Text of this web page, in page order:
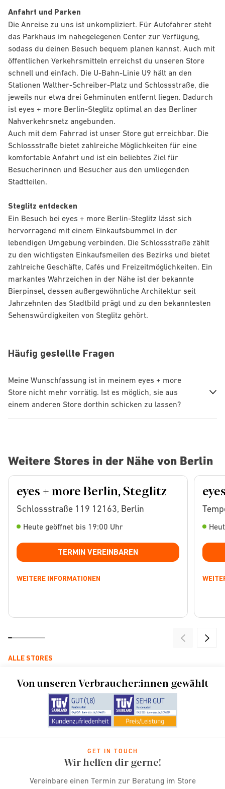
Anfahrt und Parken
Die Anreise zu uns ist unkompliziert. Für Autofahrer steht
das Parkhaus im nahegelegenen Center zur Verfügung,
sodass du deinen Besuch bequem planen kannst. Auch mit
öffentlichen Verkehrsmitteln erreichst du unseren Store
schnell und einfach. Die U-Bahn-Linie U9 hält an den
Stationen Walther-Schreiber-Platz und Schlossstraße, die
jeweils nur etwa drei Gehminuten entfernt liegen. Dadurch
ist eyes + more Berlin-Steglitz optimal an das Berliner
Nahverkehrsnetz angebunden.
Auch mit dem Fahrrad ist unser Store gut erreichbar. Die
Schlossstraße bietet zahlreiche Möglichkeiten für eine
komfortable Anfahrt und ist ein beliebtes Ziel für
Besucherinnen und Besucher aus den umliegenden
Stadtteilen.
Steglitz entdecken
Ein Besuch bei eyes + more Berlin-Steglitz lässt sich
hervorragend mit einem Einkaufsbummel in der
lebendigen Umgebung verbinden. Die Schlossstraße zählt
zu den wichtigsten Einkaufsmeilen des Bezirks und bietet
zahlreiche Geschäfte, Cafés und Freizeitmöglichkeiten. Ein
markantes Wahrzeichen in der Nähe ist der bekannte
Bierpinsel, dessen außergewöhnliche Architektur seit
Jahrzehnten das Stadtbild prägt und zu den bekanntesten
Sehenswürdigkeiten von Steglitz gehört.
Häufig gestellte Fragen
Meine Wunschfassung ist in meinem eyes + more
Store nicht mehr vorrätig. Ist es möglich, sie aus
einem anderen Store dorthin schicken zu lassen?
Weitere Stores in der Nähe von Berlin
eyes + more Berlin, Steglitz
Schlossstraße 119 12163, Berlin
Heute geöffnet bis 19:00 Uhr
TERMIN VEREINBAREN
WEITERE INFORMATIONEN
ALLE STORES
Von unseren Verbraucher:innen gewählt
GET IN TOUCH
Wir helfen dir gerne!
Vereinbare einen Termin zur Beratung im Store